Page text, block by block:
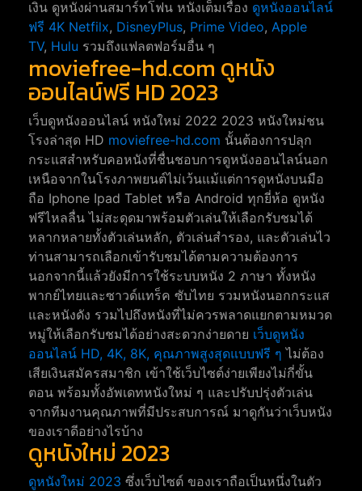
เงิน ดูหนังผ่านสมาร์ทโฟน หนังเต็มเรื่อง ดูหนังออนไลน์
ฟรี 4K Netfilx, DisneyPlus, Prime Video, Apple
TV, Hulu รวมถึงแฟลตฟอร์มอื่น ๆ
moviefree-hd.com ดูหนัง
ออนไลน์ฟรี HD 2023
เว็บดูหนังออนไลน์ หนังใหม่ 2022 2023 หนังใหม่ชน
โรงล่าสุด HD moviefree-hd.com นั้นต้องการปลุก
กระแสสำหรับคอหนังที่ชื่นชอบการดูหนังออนไลน์นอก
เหนือจากในโรงภาพยนต์ไม่เว้นแม้แต่การดูหนังบนมือ
ถือ Iphone Ipad Tablet หรือ Android ทุกยี่ห้อ ดูหนัง
ฟรีไหลลื่น ไม่สะดุดมาพร้อมตัวเล่นให้เลือกรับชมได้
หลากหลายทั้งตัวเล่นหลัก, ตัวเล่นสำรอง, และตัวเล่นไว
ท่านสามารถเลือกเข้ารับชมได้ตามความต้องการ
นอกจากนี้แล้วยังมีการใช้ระบบหนัง 2 ภาษา ทั้งหนัง
พากย์ไทยและซาวด์แทร็ค ซับไทย รวมหนังนอกกระแส
และหนังดัง รวมไปถึงหนังที่ไม่ควรพลาดแยกตามหมวด
หมู่ให้เลือกรับชมได้อย่างสะดวกง่ายดาย เว็บดูหนัง
ออนไลน์ HD, 4K, 8K, คุณภาพสูงสุดแบบฟรี ๆ ไม่ต้อง
เสียเงินสมัครสมาชิก เข้าใช้เว็บไซต์ง่ายเพียงไม่กี่ขั้น
ตอน พร้อมทั้งอัพเดทหนังใหม่ ๆ และปรับปรุ่งตัวเล่น
จากทีมงานคุณภาพที่มีประสบการณ์ มาดูกันว่าเว็บหนัง
ของเราดีอย่างไรบ้าง
ดูหนังใหม่ 2023
ดูหนังใหม่ 2023 ซึ่งเว็บไซต์ ของเราถือเป็นหนึ่งในตัว